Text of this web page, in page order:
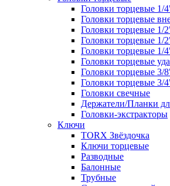
Головки торцевые 1/
Головки торцевые
Головки торцевые 1/
Головки торцевые 1/
Головки торцевые 1/
Головки торцевые
Головки торцевые 3/
Головки торцевые 3/
Головки свечные
Держатели/Планки
Головки-экстракторы
Ключи
TORX Звёздочка
Ключи торцевые
Разводные
Балонные
Трубные